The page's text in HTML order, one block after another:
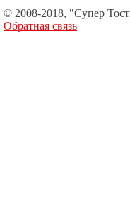
© 2008-2018, "Супер
Обратная связь